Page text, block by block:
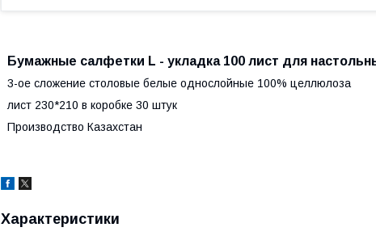
Бумажные салфетки L - укладка 100 лист для
3-ое сложение столовые белые однослойные 100% целлюлоза
лист 230*210 в коробке 30 штук
Производство Казахстан
Характеристики